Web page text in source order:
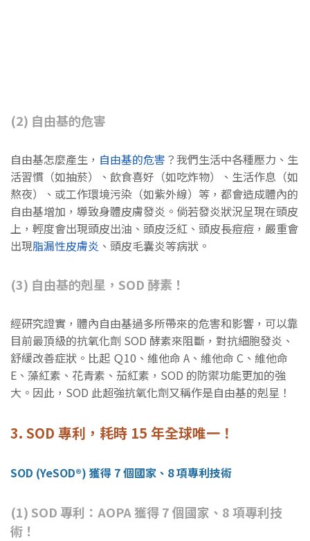
(2) 自由基的危害
自由基怎麼產生， 自由基的危害 ？我們生活中各種壓力、生
活習慣（如抽菸）、飲食喜好（如吃炸物）、生活作息（如
熬夜）、或工作環境污染（如紫外線）等，都會造成體內的
自由基增加，導致身體皮膚發炎。倘若發炎狀況呈現在頭皮
上，輕度會出現頭皮出油、頭皮泛紅、頭皮長痘痘，嚴重會
出現脂漏性皮膚炎 、頭皮毛囊炎等病狀。
(3) 自由基的剋星，SOD 酵素！
經研究證實，體內自由基過多所帶來的危害和影響，可以靠
目前最頂級的抗氧化劑 SOD 酵素來阻斷，對抗細胞發炎、
舒緩改善症狀。比起 Ｑ10、維他命 A、維他命 C、維他命
E、藻紅素、花青素、茄紅素，SOD 的防禦功能更加的強
大。因此，SOD 此超強抗氧化劑又稱作是自由基的剋星！
3. SOD 專利，耗時 15 年全球唯一！
SOD (YeSOD®) 獲得 7 個國家、8 項專利技術
(1) SOD 專利：AOPA 獲得 7 個國家、8 項專利技
術！